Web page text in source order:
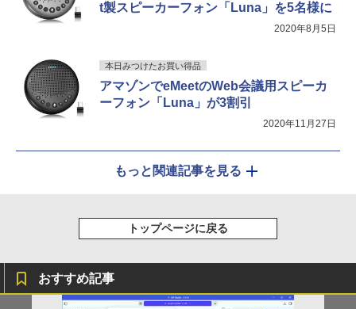
t製スピーカーフォン「Luna」を5名様に
2020年8月5日
本日みつけたお買い得品
アマゾンでeMeetのWeb会議用スピーカ
ーフォン「Luna」が3割引
2020年11月27日
もっと関連記事を見る
トップページに戻る
おすすめ記事